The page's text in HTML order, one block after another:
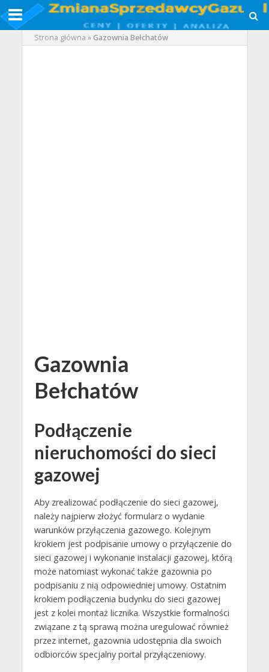
Strona główna »Gazownia Bełchatów
Gazownia
Bełchatów
Podłączenie
nieruchomości do sieci
gazowej
Aby zrealizować podłączenie do sieci gazowej,
należy najpierw złożyć formularz o wydanie
warunków przyłączenia gazowego. Kolejnym
krokiem jest podpisanie umowy o przyłączenie do
sieci gazowej i wykonanie instalacji gazowej, którą
może natomiast wykonać także gazownia po
podpisaniu z nią odpowiedniej umowy. Ostatnim
krokiem podłączenia budynku do sieci gazowej
jest z kolei montaż licznika. Wszystkie formalności
związane z tą sprawą można uregulować również
przez internet, gazownia udostępnia dla swoich
odbiorców specjalny portal przyłączeniowy.